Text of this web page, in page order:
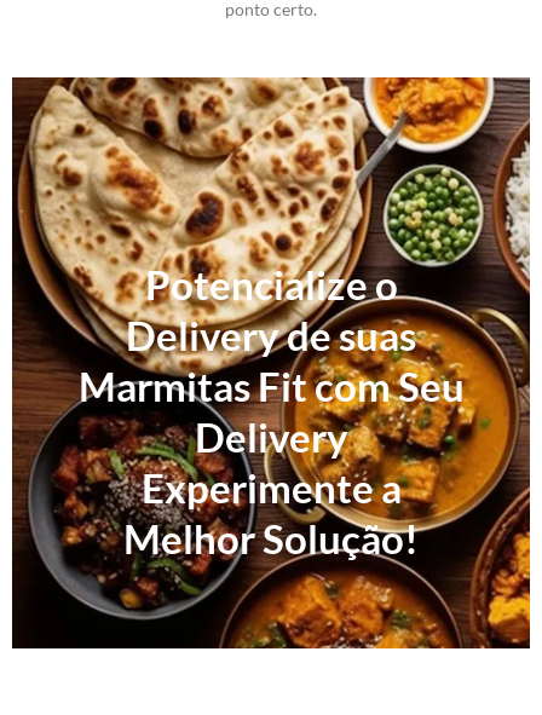
ponto certo.
Potencialize o
Delivery de suas
Marmitas Fit com Seu
Delivery
Experimente a
Melhor Solução!